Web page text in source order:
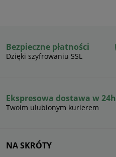
Bezpieczne płatności
Dzięki szyfrowaniu SSL
Ekspresowa dostawa w 24h
Twoim ulubionym kurierem
NA SKRÓTY